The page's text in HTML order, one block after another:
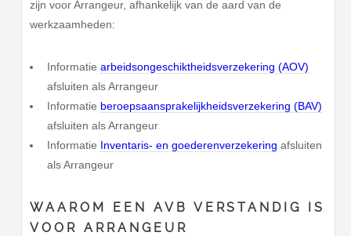
zijn voor Arrangeur, afhankelijk van de aard van de
werkzaamheden:
Informatie arbeidsongeschiktheidsverzekering (AOV)
afsluiten als Arrangeur
Informatie beroepsaansprakelijkheidsverzekering (BAV)
afsluiten als Arrangeur
Informatie Inventaris- en goederenverzekering afsluiten
als Arrangeur
WAAROM EEN AVB VERSTANDIG IS
VOOR ARRANGEUR